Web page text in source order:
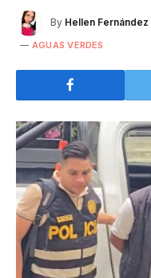
By Hellen Fernández
AGUAS VERDES